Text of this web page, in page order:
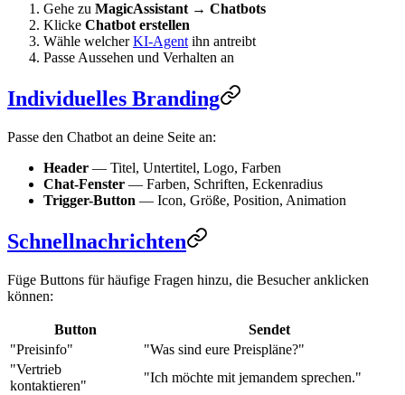
Gehe zu MagicAssistant→ Chatbots
Klicke Chatbot erstellen
Wähle welcherKI-Agentihn antreibt
Passe Aussehen und Verhalten an
Individuelles Branding
Passe den Chatbot an deine Seite an:
Header — Titel, Untertitel, Logo, Farben
Chat-Fenster — Farben, Schriften, Eckenradius
Trigger-Button — Icon, Größe, Position, Animation
Schnellnachrichten
Füge Buttons für häufige Fragen hinzu, die Besucher anklicken
können:
Button
Sendet
"Preisinfo"
"Was sind eure Preispläne?"
"Vertrieb
kontaktieren"
"Ich möchte mit jemandem sprechen."